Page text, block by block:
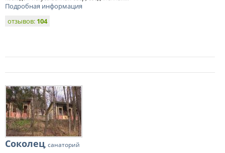
Подробная информация
отзывов: 104
Соколец, санаторий